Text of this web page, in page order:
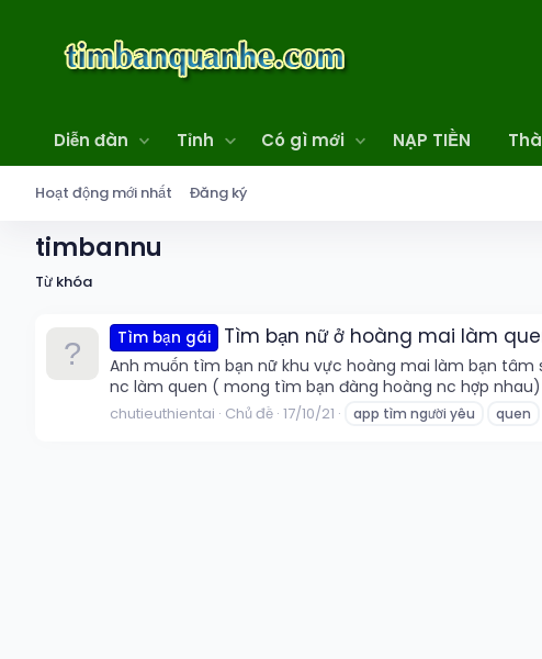
Diễn đàn Tỉnh Có gì mới NẠP TIỀN
Hoạt động mới nhất Đăng ký
timbannu
Từ khóa
Tìm bạn gái Tìm bạn nữ ở hoàng mai làm
Anh muốn tìm bạn nữ khu vực hoàng mai làm bạn
nc làm quen ( mong tìm bạn đàng hoàng nc hợp nhau)
chutieuthientai Chủ đề 17/10/21 app tìm người yêu quen